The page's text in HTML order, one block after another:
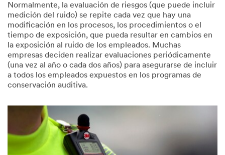
Normalmente, la evaluación de riesgos (que puede incluir
medición del ruido) se repite cada vez que hay una
modificación en los procesos, los procedimientos o el
tiempo de exposición, que pueda resultar en cambios en
la exposición al ruido de los empleados. Muchas
empresas deciden realizar evaluaciones periódicamente
(una vez al año o cada dos años) para asegurarse de incluir
a todos los empleados expuestos en los programas de
conservación auditiva.